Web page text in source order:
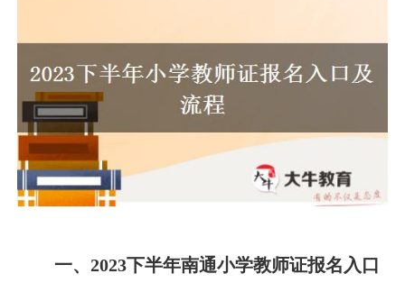
一、2023下半年南通小学教师证报名入口